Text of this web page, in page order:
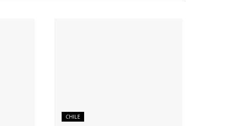
CHILE